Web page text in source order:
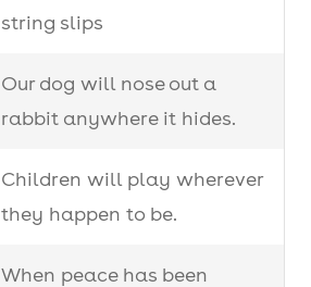
she had a shower when
the phone rang
string slips
Our dog will nose out a
rabbit anywhere it hides.
Children will play wherever
they happen to be.
When peace has been